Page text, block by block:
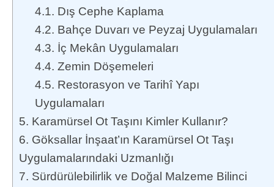
4.1. Dış Cephe Kaplama
4.2. Bahçe Duvarı ve Peyzaj Uygulamaları
4.3. İç Mekân Uygulamaları
4.4. Zemin Döşemeleri
4.5. Restorasyon ve Tarihî Yapı
Uygulamaları
5. Karamürsel Ot Taşını Kimler Kullanır?
6. Göksallar İnşaat’ın Karamürsel Ot Taşı
Uygulamalarındaki Uzmanlığı
7. Sürdürülebilirlik ve Doğal Malzeme Bilinci